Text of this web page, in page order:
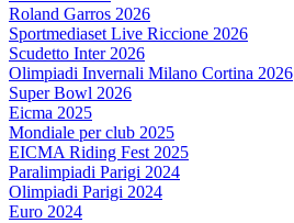
Roland Garros 2026
Sportmediaset Live Riccione 2026
Scudetto Inter 2026
Olimpiadi Invernali Milano Cortina 2026
Super Bowl 2026
Eicma 2025
Mondiale per club 2025
EICMA Riding Fest 2025
Paralimpiadi Parigi 2024
Olimpiadi Parigi 2024
Euro 2024